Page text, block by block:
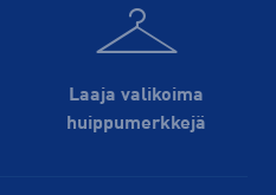
Laaja valikoima
huippu­merkkejä